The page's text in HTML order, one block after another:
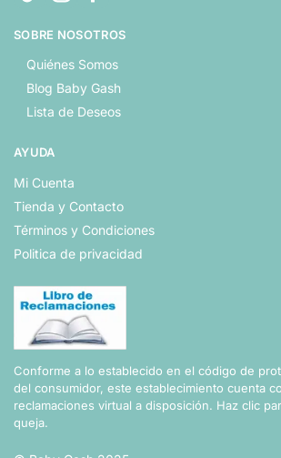
SOBRE NOSOTROS
Quiénes Somos
Blog Baby Gash
Lista de Deseos
AYUDA
Mi Cuenta
Tienda y Contacto
Términos y Condiciones
Politica de privacidad
Conforme a lo establecido en el código de
del consumidor, este establecimiento cuenta
reclamaciones virtual a disposición. Haz clic
queja.